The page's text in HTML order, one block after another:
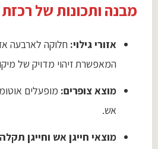
מבנה ותכונות של רכזת
אזורי גילוי: חלוקה לארבעה
המאפשרת זיהוי מדויק של
מוצא צופרים: מופעלים
אש.
מוצאי חייגן אש וחייגן